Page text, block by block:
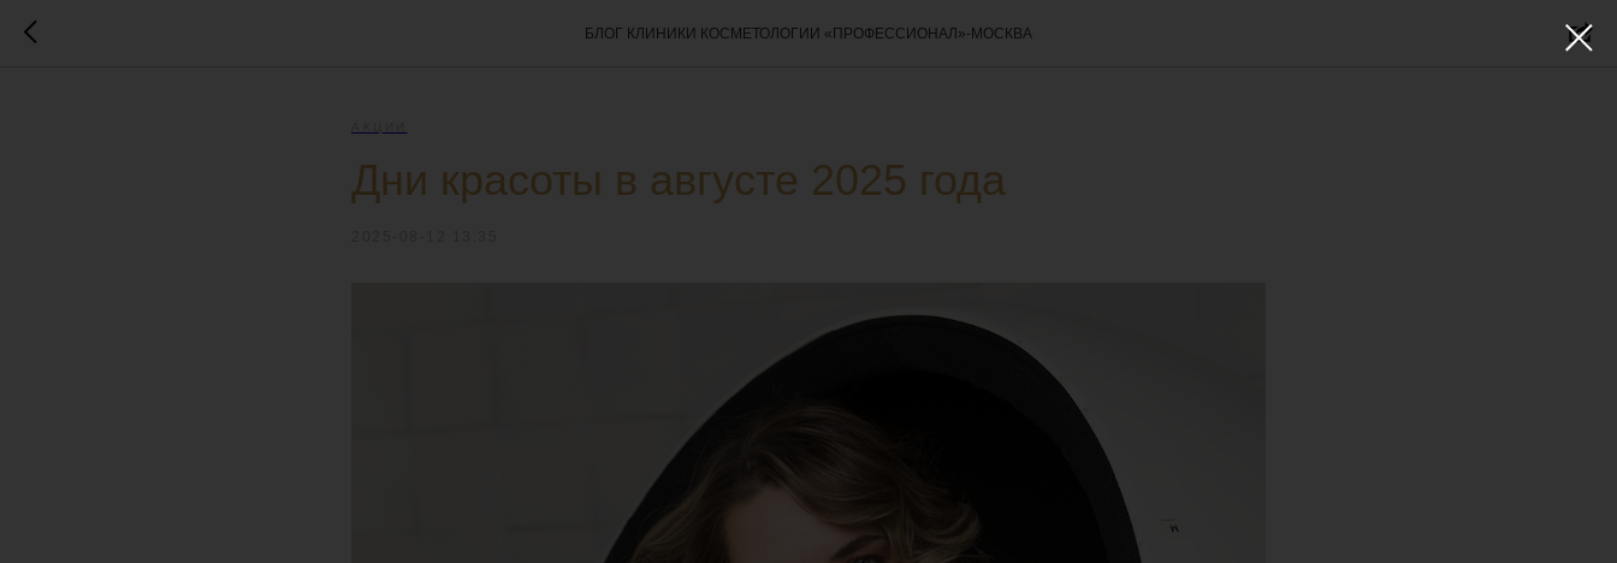
БЛОГ КЛИНИКИ КОСМЕТОЛОГИИ «ПРОФЕССИОНАЛ»-МОСКВА
Дни красоты в августе 2025 года